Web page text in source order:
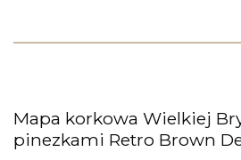
Mapa korkowa Wielkiej
pinezkami Retro Brown